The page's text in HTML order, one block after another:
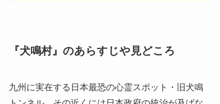
『犬鳴村』のあらすじや見どころ
九州に実在する日本最恐の心霊スポット・旧犬鳴